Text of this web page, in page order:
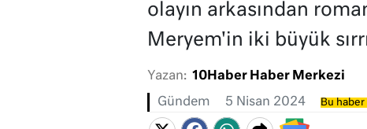
olayın arkasından
Meryem'in iki büyük
Yazan: 10Haber Haber Merkezi
Gündem 5 Nisan 2024 Bu haber